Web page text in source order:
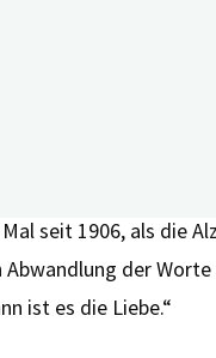
– und geprägt
seit 1906, als die
der
ist es die Liebe.“